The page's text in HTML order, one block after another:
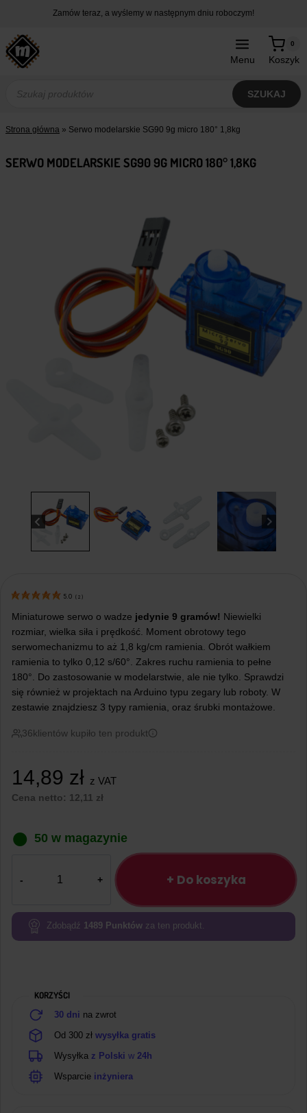
treści
Zamów teraz, a wyślemy w następnym dniu roboczym!
Menu Koszyk
0
produktów
SZUKAJ
Strona główna » Serwo modelarskie SG90 9g micro 180° 1,8kg
SERWO MODELARSKIE SG90 9G MICRO 180° 1,8KG
5.0 ( 2 )
Miniaturowe serwo o wadze jedynie 9 gramów! Niewielki
rozmiar, wielka siła i prędkość. Moment obrotowy tego
serwomechanizmu to aż 1,8 kg/cm ramienia. Obrót wałkiem
ramienia to tylko 0,12 s/60°. Zakres ruchu ramienia to pełne
180°. Do zastosowanie w modelarstwie, ale nie tylko. Sprawdzi
się również w projektach na Arduino typu zegary lub roboty. W
zestawie znajdziesz 3 typy ramienia, oraz śrubki montażowe.
36klientów kupiło ten produkt
14,89 zł z VAT
Cena netto: 12,11 zł
50 w magazynie
micro
+ Do koszyka
Zdobądź 1489 Punktów za ten produkt.
KORZYŚCI
30 dni na zwrot
Od 300 zł wysyłka gratis
Wysyłka z Polski w 24h
Wsparcie inżyniera